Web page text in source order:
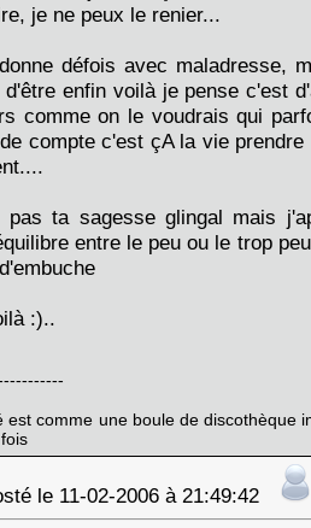
je ne peux le renier...
défois avec maladresse,
d'être enfin voilà je pense c'est
comme on le voudrais qui
compte c'est çA la vie
pas ta sagesse glingal mais
entre le peu ou le trop
:)..
est comme une boule de discothèque
le 11-02-2006 à 21:49:42